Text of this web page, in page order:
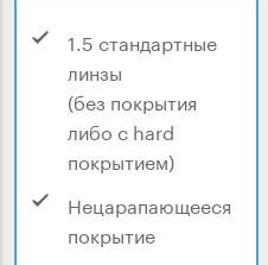
1.5 стандартные
линзы
(без покрытия
либо с hard
покрытием)
Нецарапающееся
покрытие